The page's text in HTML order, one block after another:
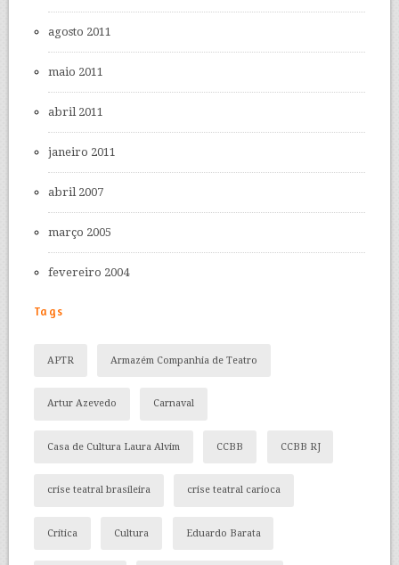
agosto 2011
maio 2011
abril 2011
janeiro 2011
abril 2007
março 2005
fevereiro 2004
Tags
APTR Armazém Companhia de Teatro
Artur Azevedo Carnaval
Casa de Cultura Laura Alvim CCBB CCBB RJ
crise teatral brasileira crise teatral carioca
Crítica Cultura Eduardo Barata